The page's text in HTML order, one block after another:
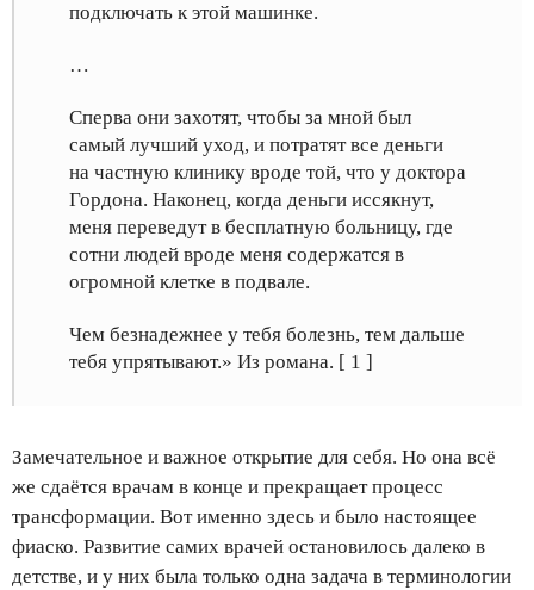
подключать к этой машинке.
…
Сперва они захотят, чтобы за мной был
самый лучший уход, и потратят все деньги
на частную клинику вроде той, что у доктора
Гордона. Наконец, когда деньги иссякнут,
меня переведут в бесплатную больницу, где
сотни людей вроде меня содержатся в
огромной клетке в подвале.
Чем безнадежнее у тебя болезнь, тем дальше
тебя упрятывают.» Из романа. [ 1 ]
Замечательное и важное открытие для себя. Но она всё
же сдаётся врачам в конце и прекращает процесс
трансформации. Вот именно здесь и было настоящее
фиаско. Развитие самих врачей остановилось далеко в
детстве, и у них была только одна задача в терминологии